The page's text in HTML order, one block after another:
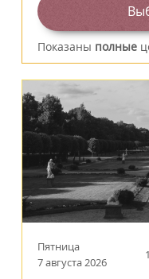
Показаны полные
Пятница
7 августа 2026